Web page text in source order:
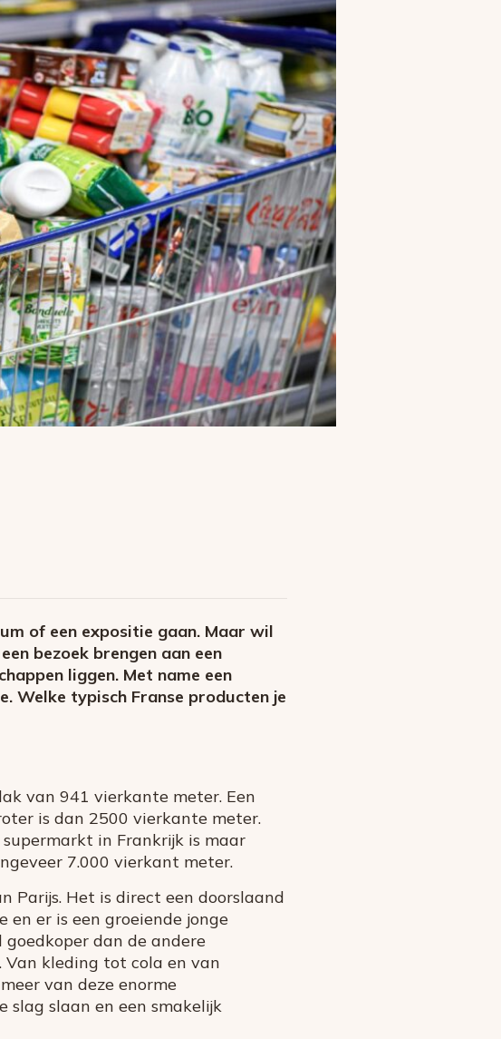
of een expositie gaan. Maar wil
bezoek brengen aan een
liggen. Met name een
Welke typisch Franse producten je
van 941 vierkante meter. Een
is dan 2500 vierkante meter.
in Frankrijk is maar
7.000 vierkant meter.
Parijs. Het is direct een doorslaand
en er is een groeiende jonge
dan de andere
Van kleding tot cola en van
van deze enorme
slag slaan en een smakelijk